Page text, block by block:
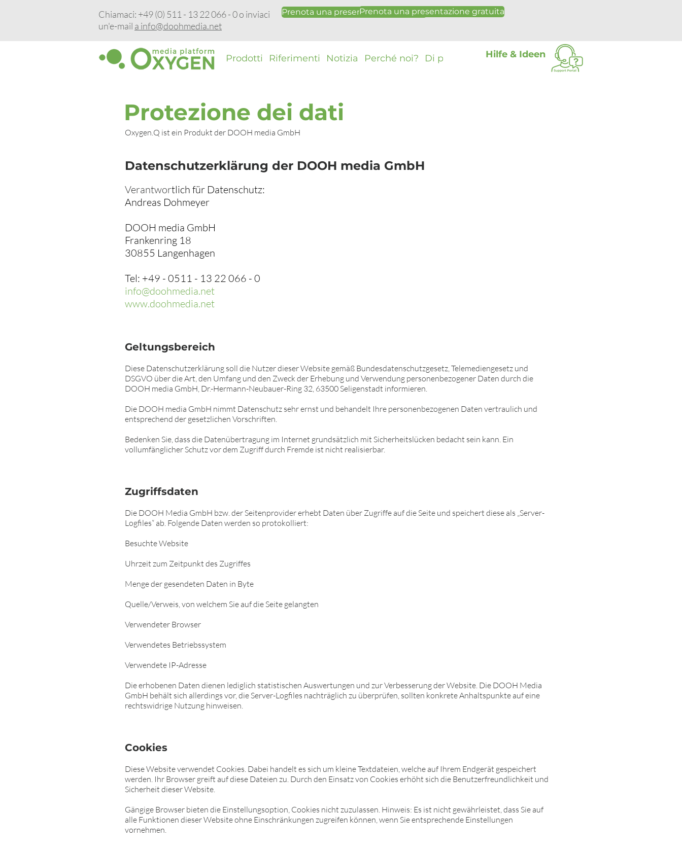
Chiamaci: +49 (0) 511 - 13 22 066 - 0 o inviaci
un'e-mail a info@doohmedia.net
Prenota una presentazione gratuitaPrenota una presentazione gratuita
Prodotti Riferimenti Notizia Perché noi? Di più Hilfe & Ideen
Oxygen.Q ist ein Produkt der DOOH media GmbH
Datenschutzerklärung der DOOH media GmbH
Verantwortlich für Datenschutz:
Andreas Dohmeyer
DOOH media GmbH
Frankenring 18
30855 Langenhagen
Tel: +49 - 0511 - 13 22 066 - 0
info@doohmedia.net
www.doohmedia.net
Geltungsbereich
Diese Datenschutzerklärung soll die Nutzer dieser Website gemäß Bundesdatenschutzgesetz, Telemediengesetz und
DSGVO über die Art, den Umfang und den Zweck der Erhebung und Verwendung personenbezogener Daten durch die
DOOH media GmbH, Dr.-Hermann-Neubauer-Ring 32, 63500 Seligenstadt informieren.
Die DOOH media GmbH nimmt Datenschutz sehr ernst und behandelt Ihre personenbezogenen Daten vertraulich und
entsprechend der gesetzlichen Vorschriften.
Bedenken Sie, dass die Datenübertragung im Internet grundsätzlich mit Sicherheitslücken bedacht sein kann. Ein
vollumfänglicher Schutz vor dem Zugriff durch Fremde ist nicht realisierbar.
Zugriffsdaten
Die DOOH Media GmbH bzw. der Seitenprovider erhebt Daten über Zugriffe auf die Seite und speichert diese als „Server-
Logfiles“ ab. Folgende Daten werden so protokolliert:
Besuchte Website
Uhrzeit zum Zeitpunkt des Zugriffes
Menge der gesendeten Daten in Byte
Quelle/Verweis, von welchem Sie auf die Seite gelangten
Verwendeter Browser
Verwendetes Betriebssystem
Verwendete IP-Adresse
Die erhobenen Daten dienen lediglich statistischen Auswertungen und zur Verbesserung der Website. Die DOOH Media
GmbH behält sich allerdings vor, die Server-Logfiles nachträglich zu überprüfen, sollten konkrete Anhaltspunkte auf eine
rechtswidrige Nutzung hinweisen.
Cookies
Diese Website verwendet Cookies. Dabei handelt es sich um kleine Textdateien, welche auf Ihrem Endgerät gespeichert
werden. Ihr Browser greift auf diese Dateien zu. Durch den Einsatz von Cookies erhöht sich die Benutzerfreundlichkeit und
Sicherheit dieser Website.
Gängige Browser bieten die Einstellungsoption, Cookies nicht zuzulassen. Hinweis: Es ist nicht gewährleistet, dass Sie auf
alle Funktionen dieser Website ohne Einschränkungen zugreifen können, wenn Sie entsprechende Einstellungen
vornehmen.
Protezione dei dati